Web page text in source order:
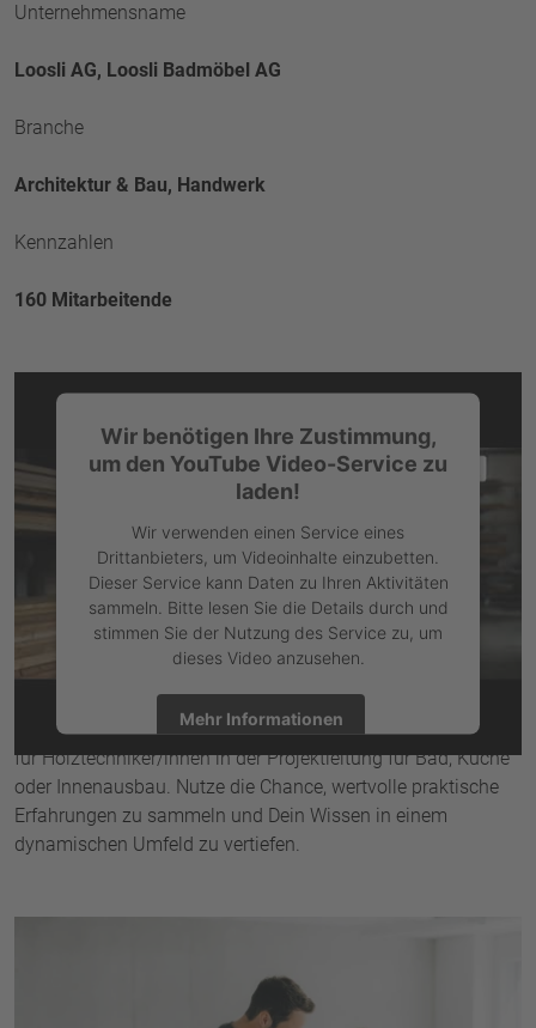
Unternehmensname
Loosli AG, Loosli Badmöbel AG
Branche
Architektur & Bau, Handwerk
Kennzahlen
160 Mitarbeitende
Wir benötigen Ihre Zustimmung,
um den YouTube Video-Service zu
laden!
Wir verwenden einen Service eines
Drittanbieters, um Videoinhalte einzubetten.
Dieser Service kann Daten zu Ihren Aktivitäten
sammeln. Bitte lesen Sie die Details durch und
stimmen Sie der Nutzung des Service zu, um
dieses Video anzusehen.
Mehr Informationen
Akzeptieren
powered by Usercentrics Consent Management Platform
Wir bieten eine vielseitige und spannende Praktikantenstelle
für Holztechniker/innen in der Projektleitung für Bad, Küche
oder Innenausbau. Nutze die Chance, wertvolle praktische
Erfahrungen zu sammeln und Dein Wissen in einem
dynamischen Umfeld zu vertiefen.